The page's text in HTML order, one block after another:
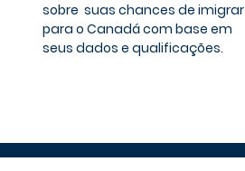
sobre suas chances de imigrar
para o Canadá com base em
seus dados e qualificações.